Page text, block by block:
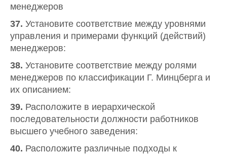
менеджеров
37. Установите соответствие между уровнями
управления и примерами функций (действий)
менеджеров:
38. Установите соответствие между ролями
менеджеров по классификации Г. Минцберга и
их описанием:
39. Расположите в иерархической
последовательности должности работников
высшего учебного заведения:
40. Расположите различные подходы к